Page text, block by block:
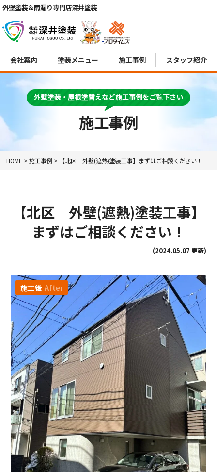
外壁塗装＆雨漏り専門店深井塗装
MENU
会社案内 塗装メニュー 施工事例 スタッフ紹介
施工事例
外壁塗装・屋根塗替えなど施工事例をご覧下さい
HOME >施工事例 > 【北区 外壁(遮熱)塗装工事】まずはご相談ください！
【北区 外壁(遮熱)塗装工事】
まずはご相談ください！
(2024.05.07 更新)
施工後 After